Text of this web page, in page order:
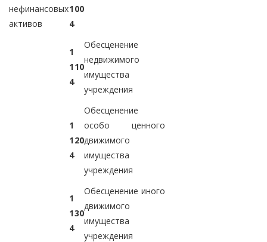
нефинансовых
активов
1
4
00
1
1
4
10
Обесценение
недвижимого
имущества
учреждения
1
1
4
20
Обесценение
особо ценного
движимого
имущества
учреждения
1
1
4
30
Обесценение иного
движимого
имущества
учреждения